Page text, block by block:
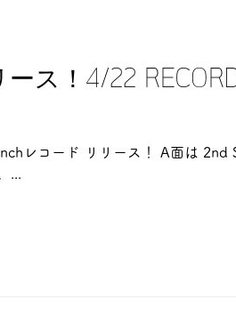
ス！4/22
レコード リリース！ A面は 2nd
...